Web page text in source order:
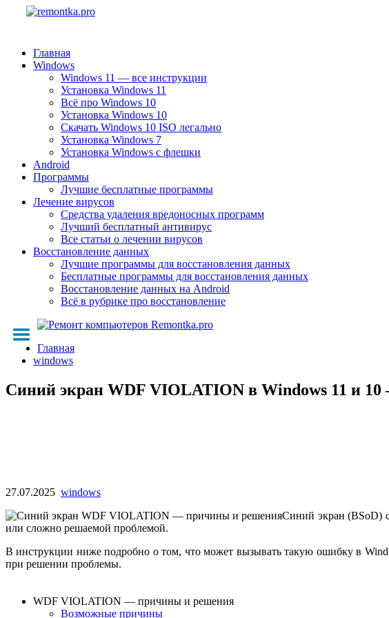
Главная
Windows
Windows 11 — все инструкции
Установка Windows 11
Всё про Windows 10
Установка Windows 10
Скачать Windows 10 ISO легально
Установка Windows 7
Установка Windows с флешки
Android
Программы
Лучшие бесплатные программы
Лечение вирусов
Средства удаления вредоносных программ
Лучший бесплатный антивирус
Все статьи о лечении вирусов
Восстановление данных
Лучшие программы для восстановления данных
Бесплатные программы для восстановления данных
Восстановление данных на Android
Всё в рубрике про восстановление
Главная
windows
Синий экран WDF VIOLATION в Windows 11 и
27.07.2025 windows
Синий экран (BSoD)
или сложно решаемой проблемой.
В инструкции ниже подробно о том, что может вызывать такую ошибку в
при решении проблемы.
WDF VIOLATION — причины и решения
Возможные причины